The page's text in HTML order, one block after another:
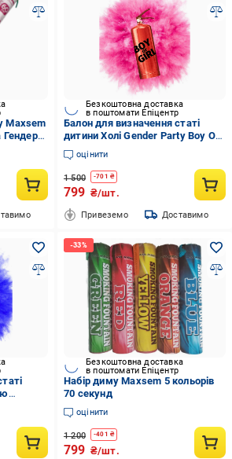
Maxsem
Гендер
Безкоштовна доставка
в поштомати Епіцентр
Балон для визначення статі
дитини Холі Gender Party Boy Or
Girl з рожевою фарбою з
наклейкою 1 кг Червоний
оцінити
1 500 -701 ₴
799 ₴/шт.
Привеземо Доставимо
Or Girl
Безкоштовна доставка
в поштомати Епіцентр
Набір диму Maxsem 5 кольорів
70 секунд
оцінити
1 200 -401 ₴
799 ₴/шт.